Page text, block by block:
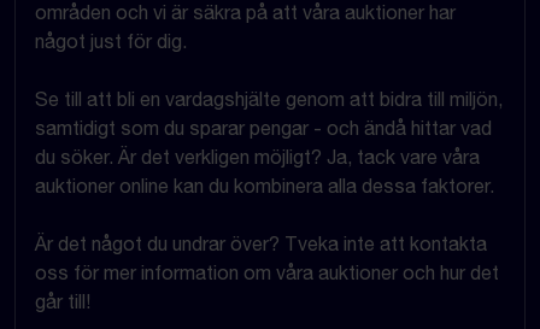
områden och vi är säkra på att våra auktioner har
något just för dig.
Se till att bli en vardagshjälte genom att bidra till miljön,
samtidigt som du sparar pengar - och ändå hittar vad
du söker. Är det verkligen möjligt? Ja, tack vare våra
auktioner online kan du kombinera alla dessa faktorer.
Är det något du undrar över? Tveka inte att kontakta
oss för mer information om våra auktioner och hur det
går till!